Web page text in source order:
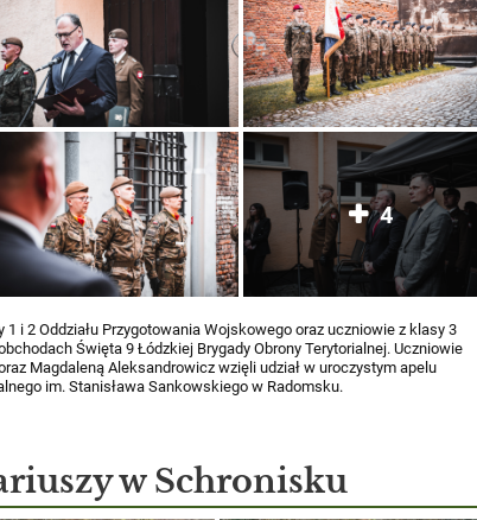
4
i 2 Oddziału Przygotowania Wojskowego oraz uczniowie z klasy 3
Święta 9 Łódzkiej Brygady Obrony Terytorialnej. Uczniowie
Magdaleną Aleksandrowicz wzięli udział w uroczystym apelu
im. Stanisława Sankowskiego w Radomsku.
w Schronisku